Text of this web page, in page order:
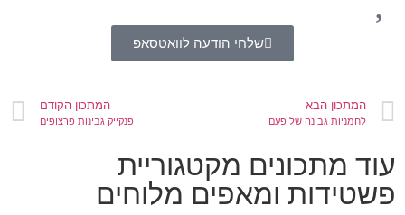
שלחי הודעה לוואטסאפ
המתכון הבא
לחמניות גבינה של פעם
המתכון הקודם
פנקייק גבינות פרצופים
עוד מתכונים מקטגוריית
פשטידות ומאפים מלוחים